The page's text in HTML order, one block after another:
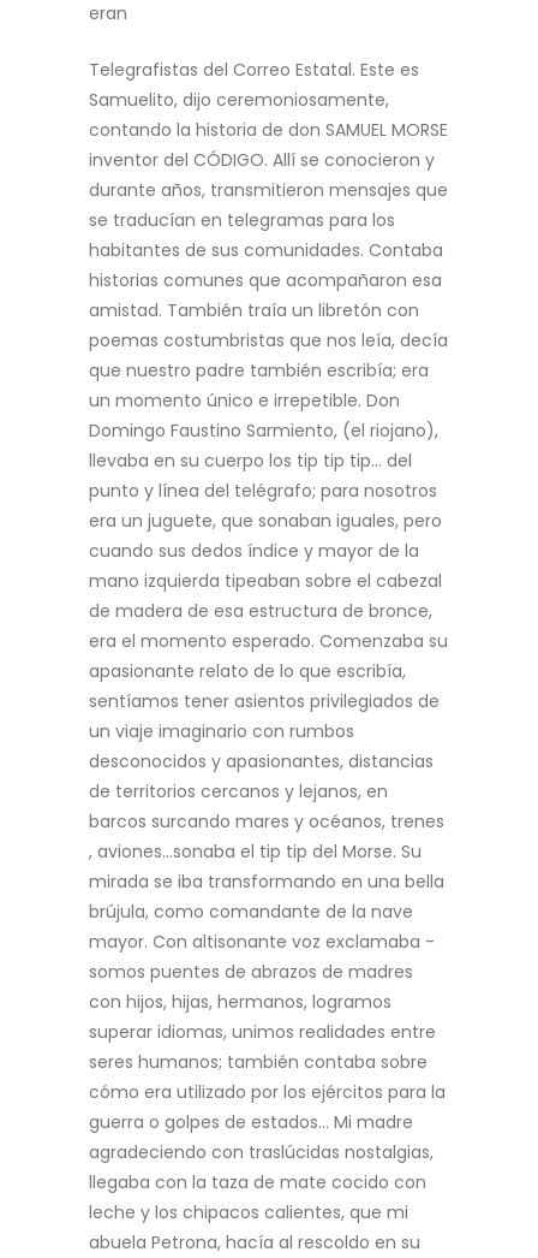
eran
Telegrafistas del Correo Estatal. Este es
Samuelito, dijo ceremoniosamente,
contando la historia de don SAMUEL MORSE
inventor del CÓDIGO. Allí se conocieron y
durante años, transmitieron mensajes que
se traducían en telegramas para los
habitantes de sus comunidades. Contaba
historias comunes que acompañaron esa
amistad. También traía un libretón con
poemas costumbristas que nos leía, decía
que nuestro padre también escribía; era
un momento único e irrepetible. Don
Domingo Faustino Sarmiento, (el riojano),
llevaba en su cuerpo los tip tip tip… del
punto y línea del telégrafo; para nosotros
era un juguete, que sonaban iguales, pero
cuando sus dedos índice y mayor de la
mano izquierda tipeaban sobre el cabezal
de madera de esa estructura de bronce,
era el momento esperado. Comenzaba su
apasionante relato de lo que escribía,
sentíamos tener asientos privilegiados de
un viaje imaginario con rumbos
desconocidos y apasionantes, distancias
de territorios cercanos y lejanos, en
barcos surcando mares y océanos, trenes
, aviones…sonaba el tip tip del Morse. Su
mirada se iba transformando en una bella
brújula, como comandante de la nave
mayor. Con altisonante voz exclamaba -
somos puentes de abrazos de madres
con hijos, hijas, hermanos, logramos
superar idiomas, unimos realidades entre
seres humanos; también contaba sobre
cómo era utilizado por los ejércitos para la
guerra o golpes de estados… Mi madre
agradeciendo con traslúcidas nostalgias,
llegaba con la taza de mate cocido con
leche y los chipacos calientes, que mi
abuela Petrona, hacía al rescoldo en su